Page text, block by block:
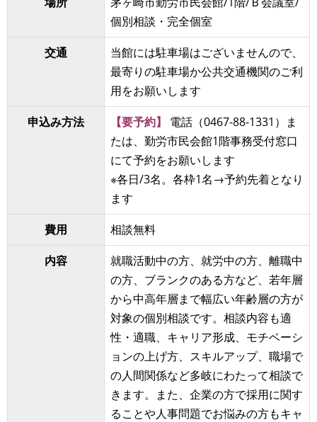
個別相談・完全個室
交通
当館には駐車場はございませんので、
最寄りの駐車場か公共交通機関のご利
用をお願いします
申込み方法
【要予約】
電話（0467-88-1331）ま
たは、勤労市民会館1階事務受付窓口
にて予約をお願いします
※各日/3名。各枠1名→予約先着となり
ます
費用
相談無料
内容
就職活動中の方、就労中の方、離職中
の方、ブランクのある方など、若年層
から中高年層まで幅広い年齢層の方が
対象の個別相談です。相談内容も適
性・適職、キャリア形成、モチベーシ
ョンの上げ方、スキルアップ、職場で
の人間関係など多岐にわたって相談で
きます。また、企業の方で採用に関す
ることや人事問題でお悩みの方もキャ